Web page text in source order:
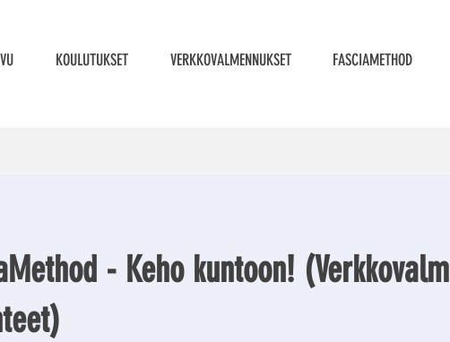
KOULUTUKSET VERKKOVALMENNUKSET FASCIAMETHOD
- Keho kuntoon!